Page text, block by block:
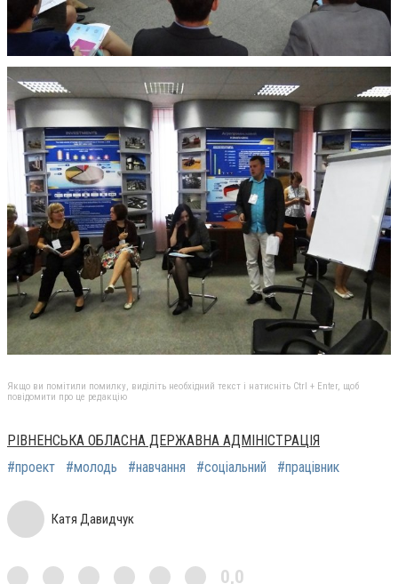
Якщо ви помітили помилку, виділіть необхідний текст і натисніть Ctrl + Enter, щоб
повідомити про це редакцію
РІВНЕНСЬКА ОБЛАСНА ДЕРЖАВНА АДМІНІСТРАЦІЯ
#проект
#молодь #навчання #соціальний #працівник
Катя Давидчук
0,0